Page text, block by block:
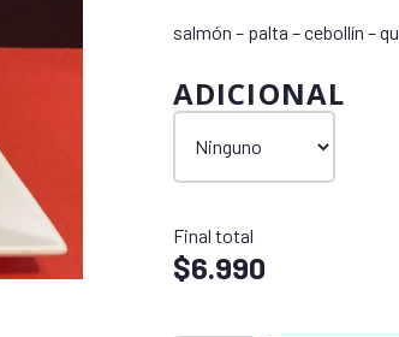
salmón – palta – cebollín –
ADICIONAL
Final total
$6.990